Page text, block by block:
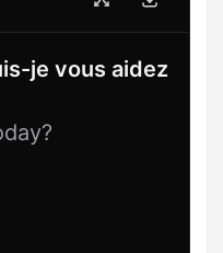
je vous aidez